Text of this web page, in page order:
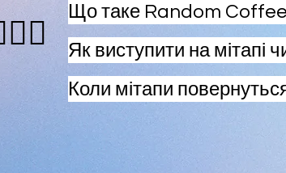
Що таке Random Coffee
Як виступити на мітапі
Коли мітапи